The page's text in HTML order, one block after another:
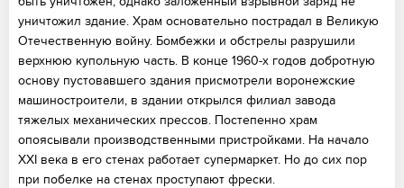
уничтожил здание. Храм основательно пострадал в Великую
Отечественную войну. Бомбежки и обстрелы разрушили
верхнюю купольную часть. В конце 1960-х годов добротную
основу пустовавшего здания присмотрели воронежские
машиностроители, в здании открылся филиал завода
тяжелых механических прессов. Постепенно храм
опоясывали производственными пристройками. На начало
XXI века в его стенах работает супермаркет. Но до сих пор
при побелке на стенах проступают фрески.